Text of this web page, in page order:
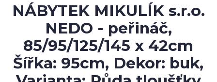
NÁBYTEK MIKULÍK s.r.o.
NEDO - peřináč,
85/95/125/145 x 42cm
Šířka: 95cm, Dekor: buk,